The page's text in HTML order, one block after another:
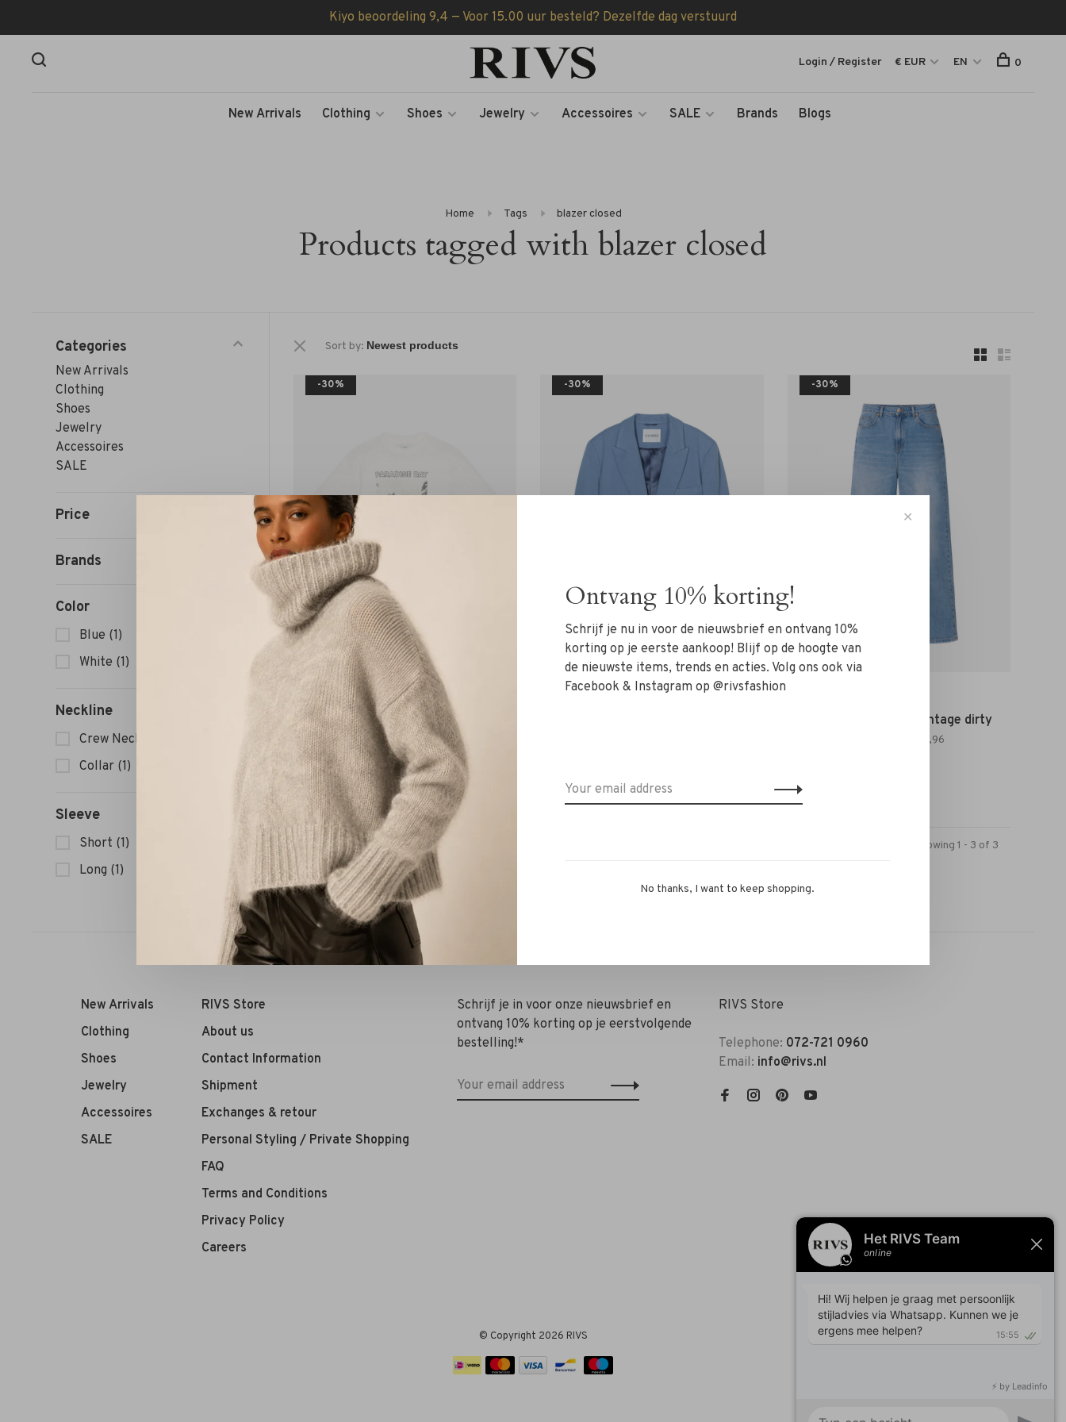
Kiyo beoordeling 9,4 — Voor 15.00 uur besteld? Dezelfde dag verstuurd
New Arrivals Clothing Shoes Jewelry Accessoires SALE Brands Blogs
Login / Register € EUR EN 0
Home Tags blazer closed
Products tagged with blazer closed
Categories
New Arrivals
Clothing
Shoes
Jewelry
Accessoires
SALE
Price
Brands
Color
Blue (1)
White (1)
Neckline
Crew Neck
Collar (1)
Sleeve
Short (1)
Long (1)
Sort by:
-30%
Janice
Janice Adam T-shirt Paradise wit
€95,00 €66,50
-30% -30%
Lois Paloma Jeans vintage dirty
€153,96
Sort by: Showing 1 - 3 of 3
New Arrivals
Clothing
Shoes
Jewelry
Accessoires
SALE
RIVS Store
About us
Contact Information
Shipment
Exchanges & retour
Personal Styling / Private Shopping
FAQ
Terms and Conditions
Privacy Policy
Careers
Schrijf je in voor onze nieuwsbrief en
ontvang 10% korting op je eerstvolgende
bestelling!*
RIVS Store
Telephone: 072-721 0960
Email: info@rivs.nl
© Copyright 2026 RIVS
✕
Ontvang 10% korting!
Schrijf je nu in voor de nieuwsbrief en ontvang 10%
korting op je eerste aankoop! Blijf op de hoogte van
de nieuwste items, trends en acties. Volg ons ook via
Facebook & Instagram op @rivsfashion
No thanks, I want to keep shopping.